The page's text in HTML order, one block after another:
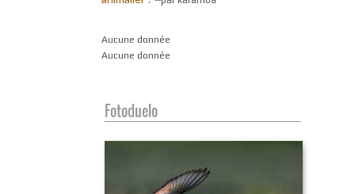
Aucune donnée
Aucune donnée
Fotoduelo